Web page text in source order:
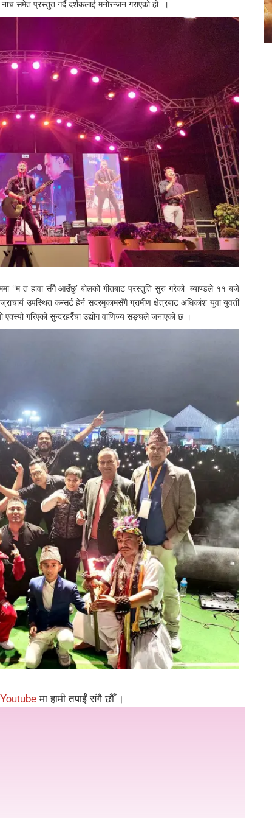
समेत प्रस्तुत गर्दै दर्शकलाई मनोरन्जन गराएको हो ।
‘‘म त हावा सँगै आउँछु’ बोलको गीतबाट प्रस्तुति सुरु गरेको ब्याण्डले ११ बजे
उपस्थित कन्सर्ट हेर्न सदरमुकामसँगै ग्रामीण क्षेत्रबाट अधिकांश युवा युवती
गरिएको सुन्दरहरैँचा उद्योग वाणिज्य सङ्घले जनाएको छ ।
Youtubeमा हामी तपाईं संगै छौँ ।